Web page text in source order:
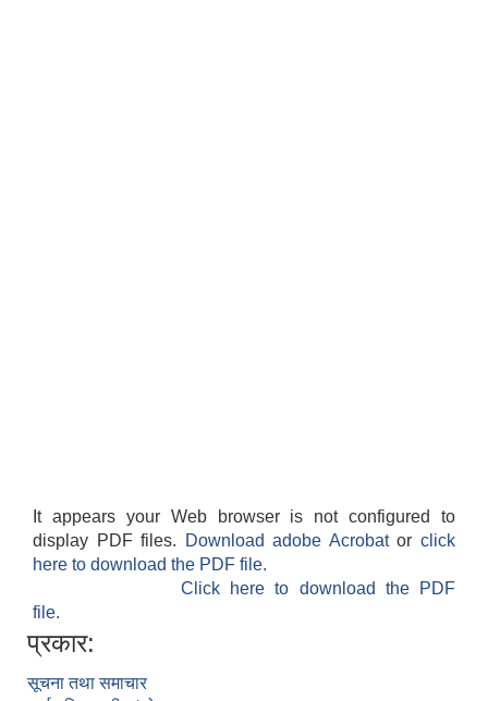
It appears your Web browser is not configured to
display PDF files.
Download adobe Acrobatorclick
here to download the PDF file.
Click here to download the PDF
file.
प्रकार:
सूचना तथा समाचार